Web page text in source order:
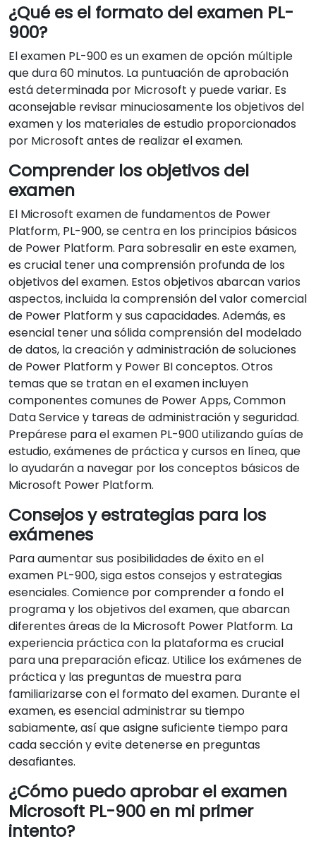
¿Qué es el formato del examen PL-
900?
El examen PL-900 es un examen de opción múltiple
que dura 60 minutos. La puntuación de aprobación
está determinada por Microsoft y puede variar. Es
aconsejable revisar minuciosamente los objetivos del
examen y los materiales de estudio proporcionados
por Microsoft antes de realizar el examen.
Comprender los objetivos del
examen
El Microsoft examen de fundamentos de Power
Platform, PL-900, se centra en los principios básicos
de Power Platform. Para sobresalir en este examen,
es crucial tener una comprensión profunda de los
objetivos del examen. Estos objetivos abarcan varios
aspectos, incluida la comprensión del valor comercial
de Power Platform y sus capacidades. Además, es
esencial tener una sólida comprensión del modelado
de datos, la creación y administración de soluciones
de Power Platform y Power BI conceptos. Otros
temas que se tratan en el examen incluyen
componentes comunes de Power Apps, Common
Data Service y tareas de administración y seguridad.
Prepárese para el examen PL-900 utilizando guías de
estudio, exámenes de práctica y cursos en línea, que
lo ayudarán a navegar por los conceptos básicos de
Microsoft Power Platform.
Consejos y estrategias para los
exámenes
Para aumentar sus posibilidades de éxito en el
examen PL-900, siga estos consejos y estrategias
esenciales. Comience por comprender a fondo el
programa y los objetivos del examen, que abarcan
diferentes áreas de la Microsoft Power Platform. La
experiencia práctica con la plataforma es crucial
para una preparación eficaz. Utilice los exámenes de
práctica y las preguntas de muestra para
familiarizarse con el formato del examen. Durante el
examen, es esencial administrar su tiempo
sabiamente, así que asigne suficiente tiempo para
cada sección y evite detenerse en preguntas
desafiantes.
¿Cómo puedo aprobar el examen
Microsoft PL-900 en mi primer
intento?